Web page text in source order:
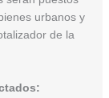
urbanos y
de la